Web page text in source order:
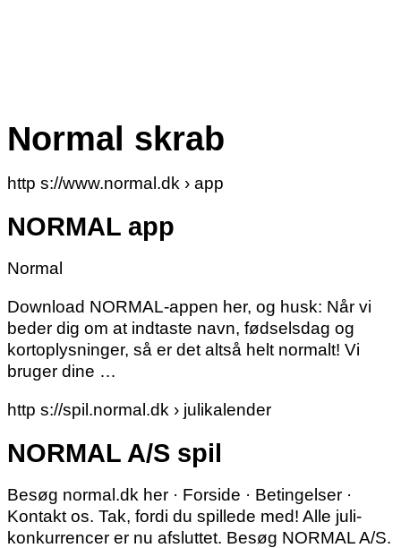
Normal skrab
http s://www.normal.dk › app
NORMAL app
Normal
Download NORMAL-appen her, og husk: Når vi
beder dig om at indtaste navn, fødselsdag og
kortoplysninger, så er det altså helt normalt! Vi
bruger dine …
http s://spil.normal.dk › julikalender
NORMAL A/S spil
Besøg normal.dk her · Forside · Betingelser ·
Kontakt os. Tak, fordi du spillede med! Alle juli-
konkurrencer er nu afsluttet. Besøg NORMAL A/S.